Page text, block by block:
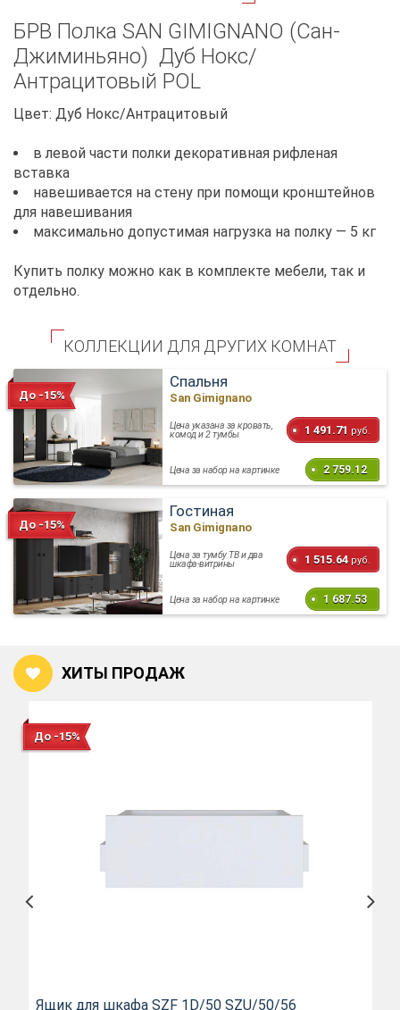
БРВ Полка SAN GIMIGNANO (Сан-
Джиминьяно) Дуб Нокс/
Антрацитовый POL
Цвет: Дуб Нокс/Антрацитовый
в левой части полки декоративная рифленая
вставка
навешивается на стену при помощи кронштейнов
для навешивания
максимально допустимая нагрузка на полку — 5 кг
Купить полку можно как в комплекте мебели, так и
отдельно.
КОЛЛЕКЦИИ ДЛЯ ДРУГИХ КОМНАТ
До -15%
Спальня
San Gimignano
Цена указана за кровать,
комод и 2 тумбы 1 491.71 руб.
Цена за набор на картинке 2 759.12
До -15%
Гостиная
San Gimignano
Цена за тумбу ТВ и два
шкафа-витрины 1 515.64 руб.
Цена за набор на картинке 1 687.53
ХИТЫ ПРОДАЖ
До -15%
Ящик для шкафа SZF 1D/50 SZU/50/56